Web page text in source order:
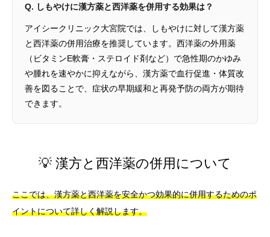
Q. しもやけに漢方薬と西洋薬を併用する効果は？
アイシークリニック大宮院では、しもやけに対して漢方薬
と西洋薬の併用治療を推奨しています。西洋薬の外用薬
（ビタミンE軟膏・ステロイド剤など）で急性期のかゆみ
や腫れを速やかに抑えながら、漢方薬で血行促進・体質改
善を図ることで、症状の早期緩和と再発予防の両方が期待
できます。
💡 漢方と西洋薬の併用について
ここでは、漢方薬と西洋薬を安全かつ効果的に併用するためのポ
イントについて詳しく解説します。